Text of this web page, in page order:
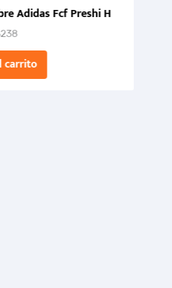
Adidas Fcf Preshi H
carrito